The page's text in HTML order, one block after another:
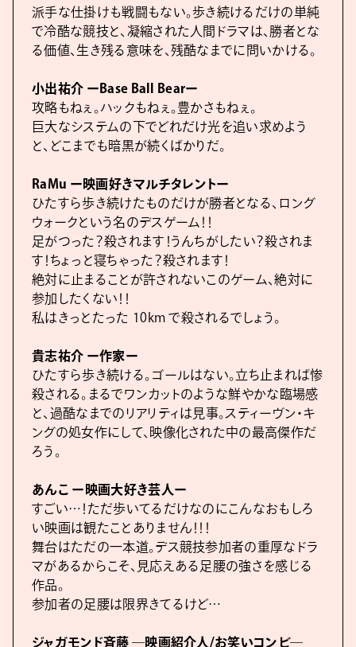
派手な仕掛けも戦闘もない。歩き続けるだけの単純
で冷酷な競技と、凝縮された人間ドラマは、勝者とな
る価値、生き残る意味を、残酷なまでに問いかける。
小出祐介 ーBase Ball Bearー
攻略もねぇ。ハックもねぇ。豊かさもねぇ。
巨大なシステムの下でどれだけ光を追い求めよう
と、どこまでも暗黒が続くばかりだ。
RaMu ー映画好きマルチタレントー
ひたすら歩き続けたものだけが勝者となる、ロング
ウォークという名のデスゲーム！！
足がつった？殺されます！うんちがしたい？殺されま
す！ちょっと寝ちゃった？殺されます！
絶対に止まることが許されないこのゲーム、絶対に
参加したくない！！
私はきっとたった 10km で殺されるでしょう。
貴志祐介 ー作家ー
ひたすら歩き続ける。ゴールはない。立ち止まれば惨
殺される。まるでワンカットのような鮮やかな臨場感
と、過酷なまでのリアリティは見事。スティーヴン・キ
ングの処女作にして、映像化された中の最高傑作だ
ろう。
あんこ ー映画大好き芸人ー
すごい…！ただ歩いてるだけなのにこんなおもしろ
い映画は観たことありません！！！
舞台はただの一本道。デス競技参加者の重厚なドラ
マがあるからこそ、見応えある足腰の強さを感じる
作品。
参加者の足腰は限界きてるけど…
ジャガモンド斉藤 ―映画紹介人/お笑いコンビ―